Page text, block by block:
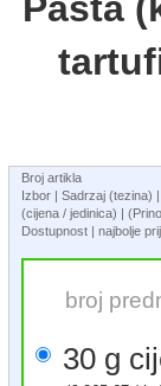
Broj artikla
Izbor | Sadrzaj (tezina)
(cijena / jedinica) |
Dostupnost | najbolje
broj
30